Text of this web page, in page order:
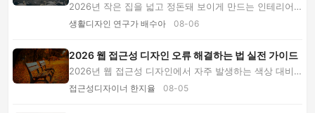
2026년 작은 집을 넓고 정돈돼 보이게 만드는 인테리어
디자인 꿀팁을 소개합니다. 가구 배치, 색상, 조...
생활디자인 연구가 배수아 08-06
2026 웹 접근성 디자인 오류 해결하는 법 실전 가이드
2026년 웹 접근성 디자인에서 자주 발생하는 색상 대비,
키보드 탐색, 대체 텍스트, 모바일 터치, 폼 오...
접근성디자이너 한지율 08-05